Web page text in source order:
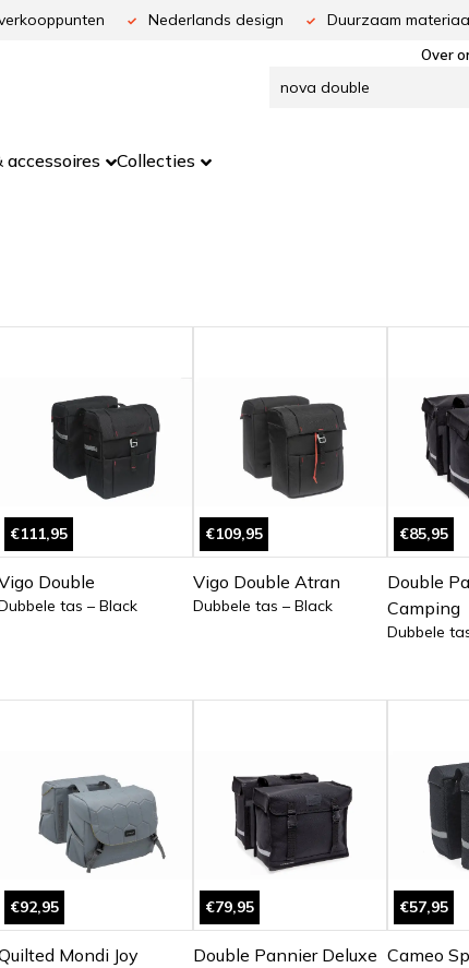
Nederlands design Duurzaam
Over
Collecties
€111,95
Double
tas – Black
€109,95
Vigo Double Atran
Dubbele tas – Black
€85,95
Double
Camping
Dubbele
€92,95
Mondi Joy
€79,95
Double Pannier Deluxe
€57,95
Cameo